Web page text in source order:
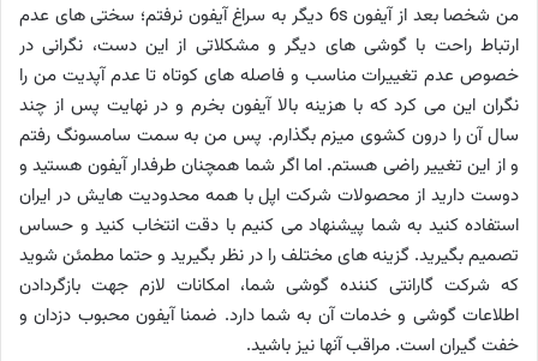
من شخصا بعد از آیفون 6s دیگر به سراغ آیفون نرفتم؛ سختی های عدم
ارتباط راحت با گوشی های دیگر و مشکلاتی از این دست، نگرانی در
خصوص عدم تغییرات مناسب و فاصله های کوتاه تا عدم آپدیت من را
نگران این می کرد که با هزینه بالا آیفون بخرم و در نهایت پس از چند
سال آن را درون کشوی میزم بگذارم. پس من به سمت سامسونگ رفتم
و از این تغییر راضی هستم. اما اگر شما همچنان طرفدار آیفون هستید و
دوست دارید از محصولات شرکت اپل با همه محدودیت هایش در ایران
استفاده کنید به شما پیشنهاد می کنیم با دقت انتخاب کنید و حساس
تصمیم بگیرید. گزینه های مختلف را در نظر بگیرید و حتما مطمئن شوید
که شرکت گارانتی کننده گوشی شما، امکانات لازم جهت بازگردادن
اطلاعات گوشی و خدمات آن به شما دارد. ضمنا آیفون محبوب دزدان و
خفت گیران است. مراقب آنها نیز باشید.